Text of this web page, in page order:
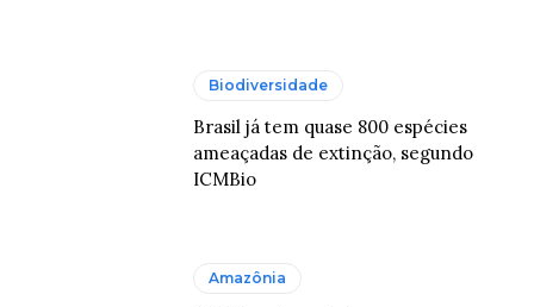
Biodiversidade
Brasil já tem quase 800 espécies
ameaçadas de extinção, segundo
ICMBio
Amazônia